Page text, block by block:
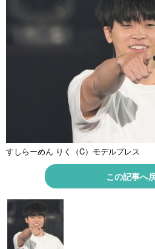
登録・ログイン/
すしらーめん りく（C）モデルプレス
この記事へ